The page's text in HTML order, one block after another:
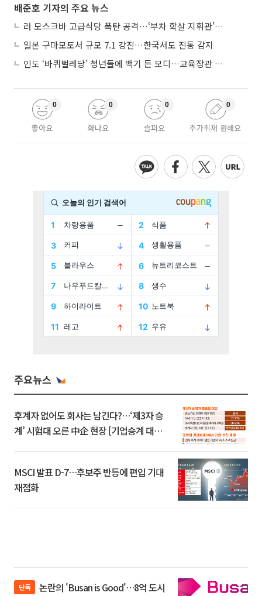
배준호 기자의 주요 뉴스
러 모스크바 고급식당 폭탄 공격…‘부차 학살 지휘관’ 노렸나
일본 구마모토서 규모 7.1 강진…한국서도 진동 감지
인도 ‘바퀴벌레당’ 청년들에 백기 든 모디…교육장관 사퇴
좋아요
0
화나요
0
슬퍼요
0
추가취재 원해요
0
주요뉴스
후계자 없어도 회사는 남긴다?…‘제3자 승
계’ 시험대 오른 中企 현장 [기업승계 대전
MSCI 발표 D-7…후보주 반등에 편입 기대
재점화
단독